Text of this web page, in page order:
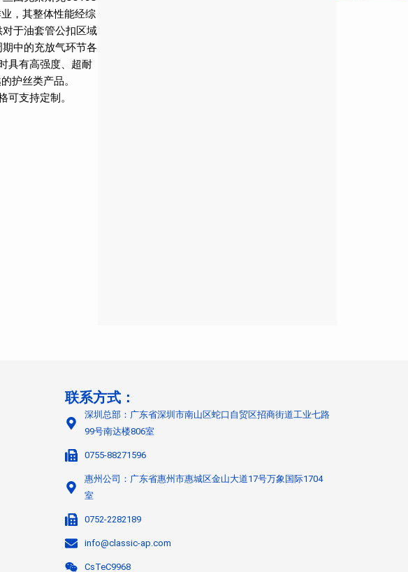
，其整体性能经综
于油套管公扣区域
中的充放气环节各
具有高强度、超耐
护丝类产品。
可支持定制。
联系方式：
深圳总部：广东省深圳市南山区蛇口自贸区招商街道工业七路
99号南达楼806室
0755-88271596
惠州公司：广东省惠州市惠城区金山大道17号万象国际1704
室
0752-2282189
info@classic-ap.com
CsTeC9968